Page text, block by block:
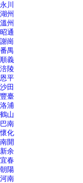
永川
湖州
溫州
昭通
謝崗
番禺
順義
涪陵
恩平
沙田
豐臺
洛浦
鶴山
巴南
懷化
南開
新余
宜春
朝陽
河南